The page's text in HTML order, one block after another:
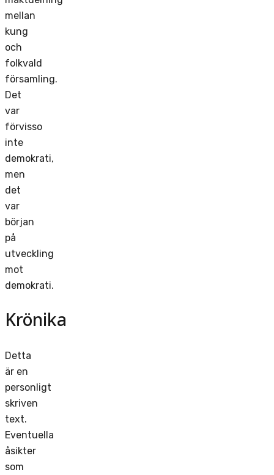
mellan
kung
och
folkvald
församling.
Det
var
förvisso
inte
demokrati,
men
det
var
början
på
utveckling
mot
demokrati.
Krönika
Detta
är en
personligt
skriven
text.
Eventuella
åsikter
som